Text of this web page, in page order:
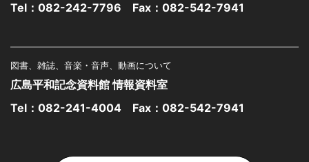
Tel： 082-242-7796 Fax：082-542-7941
図書、雑誌、音楽・音声、動画について
広島平和記念資料館 情報資料室
Tel： 082-241-4004 Fax：082-542-7941